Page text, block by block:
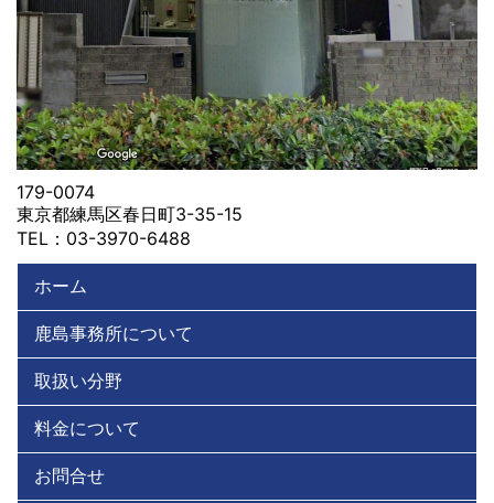
179-0074
東京都練馬区春日町3-35-15
TEL：03-3970-6488
ホーム
鹿島事務所について
取扱い分野
料金について
お問合せ